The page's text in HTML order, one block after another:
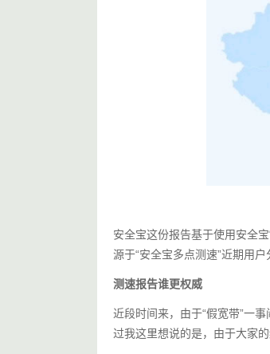
安全宝这份报告基于使用安全
源于“安全宝多点测速”近期用
测速报告谁更权威
近段时间来，由于“假宽带”一
过我这里想说的是，由于大家